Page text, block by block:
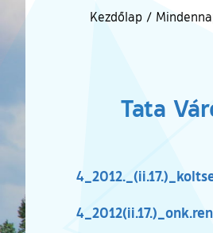
Kezdőlap /
Tata